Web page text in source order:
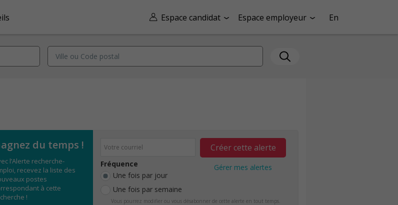
Espace candidat Espace employeur En
du temps !
l’Alerte recherche-
recevez la liste des
postes
à cette
!
Fréquence
Une fois par jour
Une fois par semaine
Créer cette alerte
Gérer mes alertes
Vous pourrez modifier ou vous désabonner de cette alerte en tout temps.